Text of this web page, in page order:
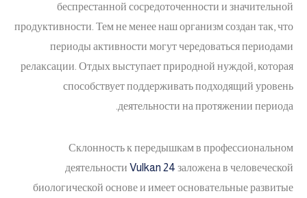
беспрестанной сосредоточенности и значительной
продуктивности. Тем не менее наш организм создан так, что
периоды активности могут чередоваться периодами
релаксации. Отдых выступает природной нуждой, которая
способствует поддерживать подходящий уровень
деятельности на протяжении периода.
Склонность к передышкам в профессиональном
деятельности Vulkan 24 заложена в человеческой
биологической основе и имеет основательные развитые